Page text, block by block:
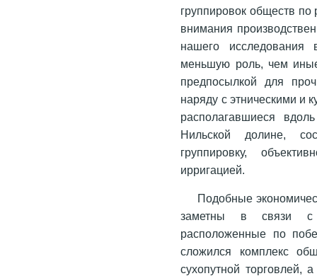
группировок обществ
внимания
нашего
меньшую роль, чем
предпосылкой для
наряду с этническими и
располагавшиеся
Нильской долине,
группировку,
ирригацией.
Подобные
заметны в связи с
расположенные по
сложился комплекс
сухопутной